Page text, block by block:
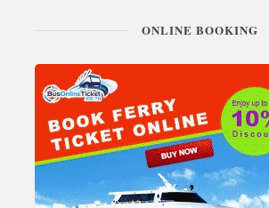
ONLINE BOOKING